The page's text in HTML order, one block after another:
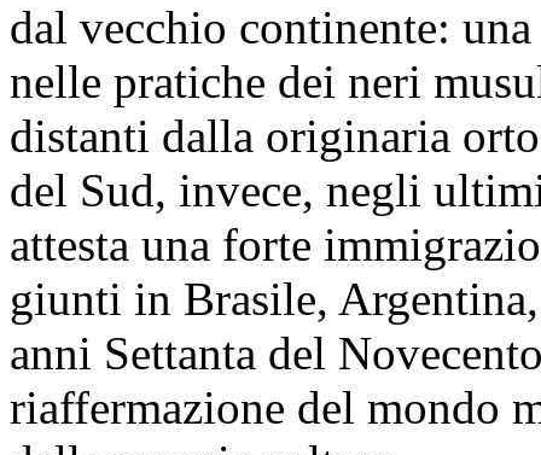
dal vecchio continente:
nelle pratiche dei neri
distanti dalla originaria
del Sud, invece, negli
attesta una forte
giunti in Brasile,
anni Settanta del
riaffermazione del mondo